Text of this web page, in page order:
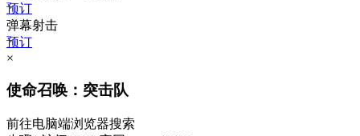
预订
弹幕射击
预订
×
使命召唤：突击队
前往电脑端浏览器搜索